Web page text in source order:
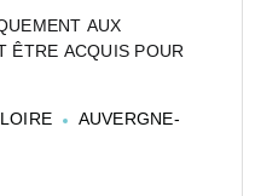
AUX
ÊTRE ACQUIS POUR
ETIENNE - LES
LOIRE
AUVERGNE-